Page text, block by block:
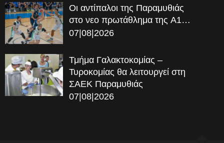
Οι αντίπαλοι της Παραμυθιάς
στο νεο πρωτάθλημα της A1…
07|08|2026
Τμήμα Γαλακτοκομίας –
Τυροκομίας θα λειτουργεί στη
ΣΑΕΚ Παραμυθιάς
07|08|2026